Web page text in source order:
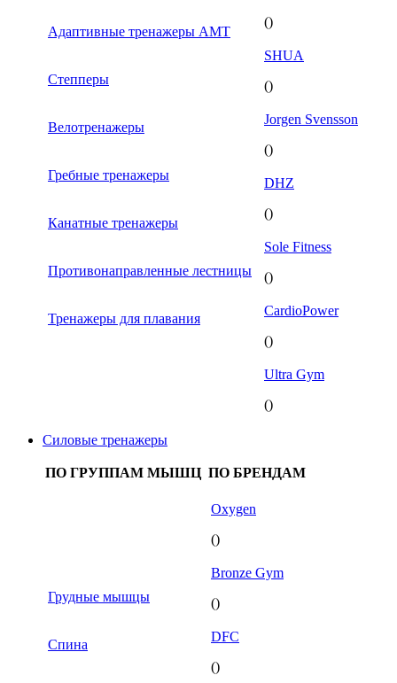
Адаптивные тренажеры AMT
Степперы
Велотренажеры
Гребные тренажеры
Канатные тренажеры
Противонаправленные лестницы
Тренажеры для плавания
()
SHUA
()
Jorgen Svensson
()
DHZ
()
Sole Fitness
()
CardioPower
()
Ultra Gym
()
Силовые тренажеры
ПО ГРУППАМ МЫШЦ ПО БРЕНДАМ
Грудные мышцы
Спина
Oxygen
()
Bronze Gym
()
DFC
()